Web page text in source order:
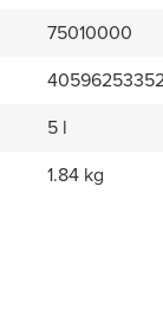
75010000
5 l
1.84 kg